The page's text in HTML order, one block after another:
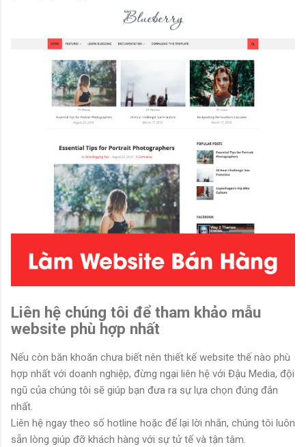
Liên hệ chúng tôi để tham khảo mẫu
website phù hợp nhất
Nếu còn băn khoăn chưa biết nên thiết kế website thế nào phù
hợp nhất với doanh nghiệp, đừng ngại liên hệ với Đậu Media, đội
ngũ của chúng tôi sẽ giúp bạn đưa ra sự lựa chọn đúng đắn
nhất.
Liên hệ ngay theo số hotline hoặc để lại lời nhắn, chúng tôi luôn
sẵn lòng giúp đỡ khách hàng với sự tử tế và tận tâm.